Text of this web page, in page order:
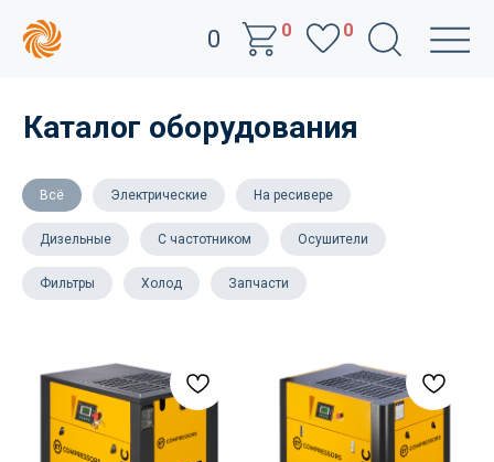
0
Всё Электрические На ресивере
Дизельные С частотником Осушители
Фильтры Холод Запчасти